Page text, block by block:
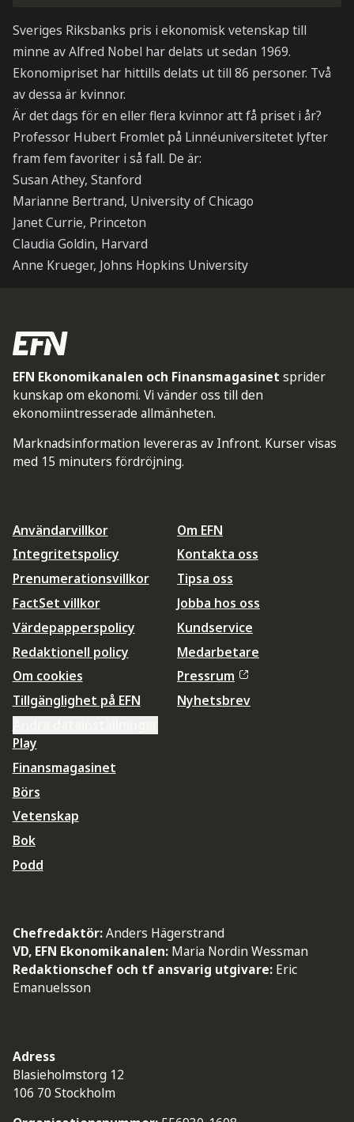
Sveriges Riksbanks pris i ekonomisk vetenskap till
minne av Alfred Nobel har delats ut sedan 1969.
Ekonomipriset har hittills delats ut till 86 personer. Två
av dessa är kvinnor.
Är det dags för en eller flera kvinnor att få priset i år?
Professor Hubert Fromlet på Linnéuniversitetet lyfter
fram fem favoriter i så fall. De är:
Susan Athey, Stanford
Marianne Bertrand, University of Chicago
Janet Currie, Princeton
Claudia Goldin, Harvard
Anne Krueger, Johns Hopkins University
EFN Ekonomikanalen och Finansmagasinet sprider
kunskap om ekonomi. Vi vänder oss till den
ekonomiintresserade allmänheten.
Marknadsinformation levereras av Infront. Kurser visas
med 15 minuters fördröjning.
Användarvillkor
Integritetspolicy
Prenumerationsvillkor
FactSet villkor
Värdepapperspolicy
Redaktionell policy
Om cookies
Tillgänglighet på EFN
Om EFN
Kontakta oss
Tipsa oss
Jobba hos oss
Kundservice
Medarbetare
Pressrum
Nyhetsbrev
Play
Finansmagasinet
Börs
Vetenskap
Bok
Podd
Chefredaktör:Anders Hägerstrand
VD, EFN Ekonomikanalen: Maria Nordin Wessman
Redaktionschef och tf ansvarig utgivare: Eric
Emanuelsson
Adress
Blasieholmstorg 12
106 70 Stockholm